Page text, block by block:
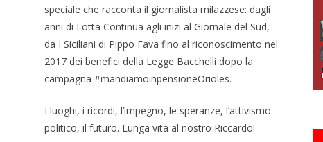
speciale che racconta il giornalista milazzese: dagli
anni di Lotta Continua agli inizi al Giornale del Sud,
da I Siciliani di Pippo Fava fino al riconoscimento nel
2017 dei benefici della Legge Bacchelli dopo la
campagna #mandiamoinpensioneOrioles.
I luoghi, i ricordi, l’impegno, le speranze, l’attivismo
politico, il futuro. Lunga vita al nostro Riccardo!